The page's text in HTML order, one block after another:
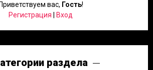
Приветствуем вас, Гость!
Регистрация
Вход
раздела